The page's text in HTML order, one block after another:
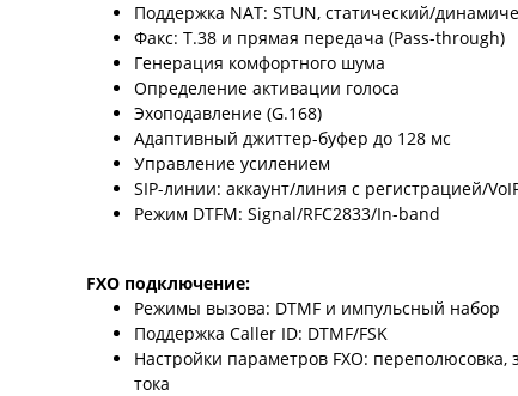
Поддержка NAT: STUN, статический/
Факс: T.38 и прямая передача (Pass-through)
Генерация комфортного шума
Определение активации голоса
Эхоподавление (G.168)
Адаптивный джиттер-буфер до 128 мс
Управление усилением
SIP-линии: аккаунт/линия с регистрацией/
Режим DTFM: Signal/RFC2833/In-band
FXO подключение:
Режимы вызова: DTMF и импульсный набор
Поддержка Caller ID: DTMF/FSK
Настройки параметров FXO: переполюсовка,
тока